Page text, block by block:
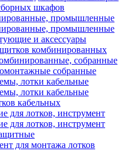
шкафов
промышленные
промышленные
и аксессуары
комбинированных
собранные
собранные
лотки кабельные
лотки кабельные
кабельных
для лотков, инструмент
для лотков, инструмент
для монтажа лотков